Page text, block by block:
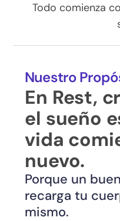
Todo comienza
Nuestro
En Rest,
el sueño
vida
nuevo.
Porque un
recarga tu
mismo.